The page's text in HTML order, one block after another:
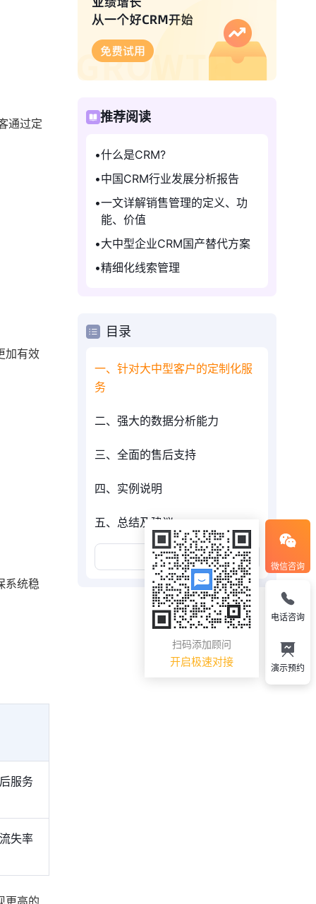
通过定
加有效
系统稳
服务
失率
更高的
推荐阅读
什么是CRM?
中国CRM行业发展分析报告
一文详解销售管理的定义、功
能、价值
大中型企业CRM国产替代方案
精细化线索管理
目录
一、针对大中型客户的定制化服
务
二、强大的数据分析能力
三、全面的售后支持
四、实例说明
五、总结及建议
展开更多
微信咨询
扫码添加顾问
开启极速对接
电话咨询
演示预约